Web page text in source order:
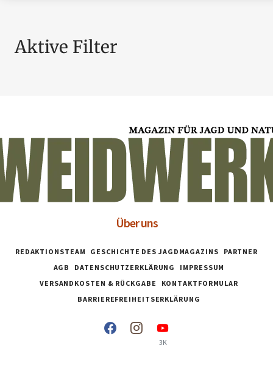
Aktive Filter
Über uns
REDAKTIONSTEAM GESCHICHTE DES JAGDMAGAZINS
PARTNER
AGB
DATENSCHUTZERKLÄRUNG
IMPRESSUM
VERSANDKOSTEN & RÜCKGABE
KONTAKTFORMULAR
BARRIEREFREIHEITSERKLÄRUNG
3K